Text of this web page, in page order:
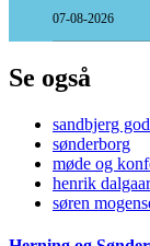
07-08-2026
Se også
sandbjerg
sønderborg
møde og
henrik
søren